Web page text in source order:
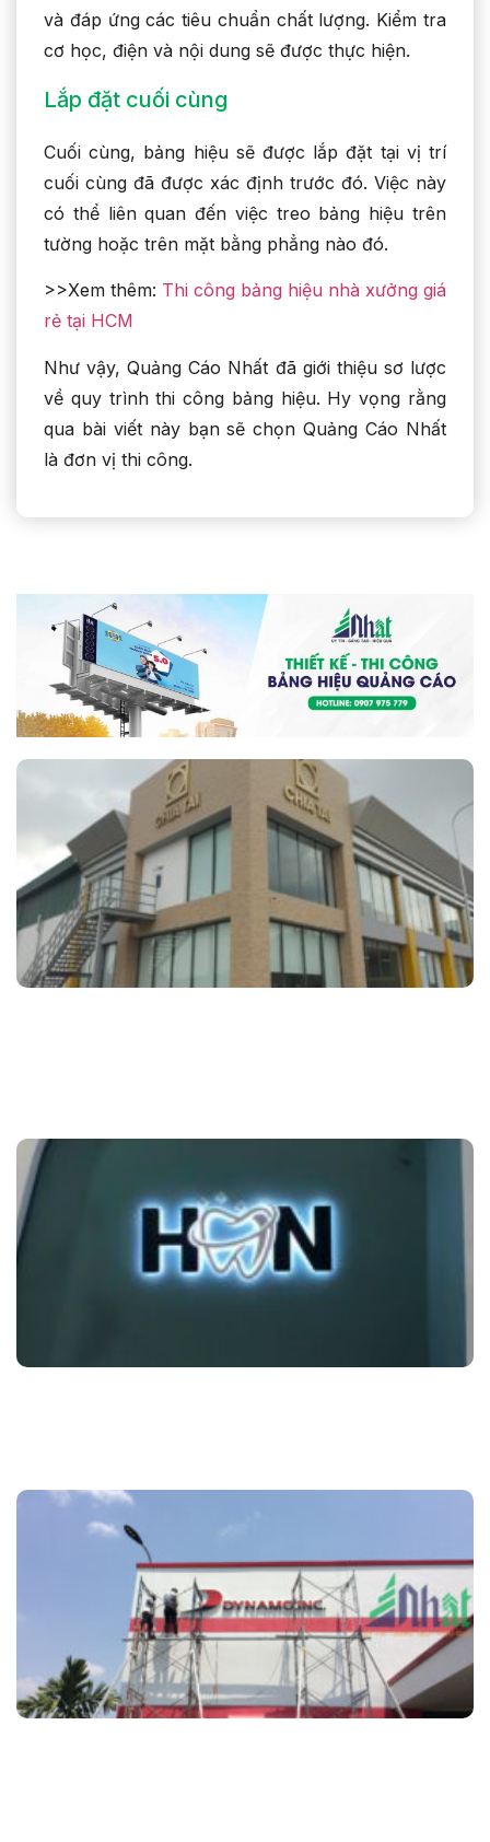
và đáp ứng các tiêu chuẩn chất lượng. Kiểm tra
cơ học, điện và nội dung sẽ được thực hiện.
Lắp đặt cuối cùng
Cuối cùng, bảng hiệu sẽ được lắp đặt tại vị trí
cuối cùng đã được xác định trước đó. Việc này
có thể liên quan đến việc treo bảng hiệu trên
tường hoặc trên mặt bằng phẳng nào đó.
>>Xem thêm: Thi công bảng hiệu nhà xưởng giá
rẻ tại HCM
Như vậy, Quảng Cáo Nhất đã giới thiệu sơ lược
về quy trình thi công bảng hiệu. Hy vọng rằng
qua bài viết này bạn sẽ chọn Quảng Cáo Nhất
là đơn vị thi công.